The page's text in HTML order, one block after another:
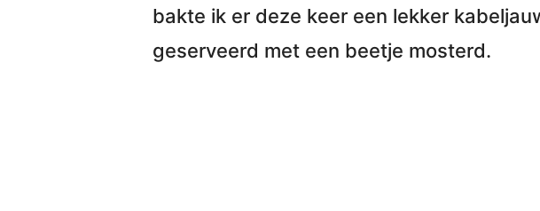
bakte ik er deze keer een lekker
geserveerd met een beetje mosterd.